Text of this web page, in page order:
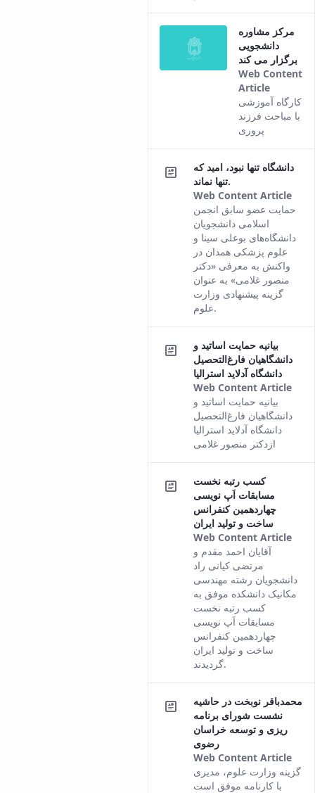
مرکز مشاوره
دانشجویی
برگزار می کند
Web Content
Article
This
result
Persian
of this
content.
کارگاه آموزشی
با مباحث فرزند
پروری
دانشگاه تنها نبود، امید که
تنها نماند.
Web Content Article
حمایت عضو سابق انجمن
اسلامی دانشجویان
دانشگاه‌های بوعلی سینا و
علوم پزشکی همدان در
واکنش به معرفی «دکتر
منصور غلامی» به عنوان
گزینه پیشنهادی وزارت
علوم.
بیانیه حمایت اساتید و
دانشگاهیان فارغ‌التحصیل
دانشگاه آدلاید استرالیا
Web Content Article
بیانیه حمایت اساتید و
دانشگاهیان فارغ‌التحصیل
دانشگاه آدلاید استرالیا
ازدکتر منصور غلامی
کسب رتبه نخست
مسابقات اَپ نویسی
چهاردهمین کنفرانس
ساخت و تولید ایران
Web Content Article
آقایان احمد مقدم و
مرتضی کیانی راد
دانشجویان رشته مهندسی
مکانیک دانشکده موفق به
کسب رتبه نخست
مسابقات اَپ نویسی
چهاردهمین کنفرانس
ساخت و تولید ایران
گردیدند.
محمدباقر نوبخت در حاشیه
نشست شورای برنامه
ریزی و توسعه خراسان
رضوی
Web Content Article
Thisگزینه وزارت علوم، مدیری
با کارنامه موفق است